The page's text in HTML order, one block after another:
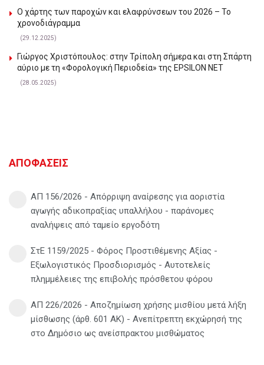
Ο χάρτης των παροχών και ελαφρύνσεων του 2026 – Το
χρονοδιάγραμμα
(29.12.2025)
Γιώργος Χριστόπουλος: στην Τρίπολη σήμερα και στη Σπάρτη
αύριο με τη «Φορολογική Περιοδεία» της EPSILON NET
(28.05.2025)
ΑΠΟΦΑΣΕΙΣ
ΑΠ 156/2026 - Απόρριψη αναίρεσης για αοριστία
αγωγής αδικοπραξίας υπαλλήλου - παράνομες
αναλήψεις από ταμείο εργοδότη
ΣτΕ 1159/2025 - Φόρος Προστιθέμενης Αξίας -
Εξωλογιστικός Προσδιορισμός - Αυτοτελείς
πλημμέλειες της επιβολής πρόσθετου φόρου
ΑΠ 226/2026 - Αποζημίωση χρήσης μισθίου μετά λήξη
μίσθωσης (άρθ. 601 ΑΚ) - Ανεπίτρεπτη εκχώρησή της
στο Δημόσιο ως ανείσπρακτου μισθώματος